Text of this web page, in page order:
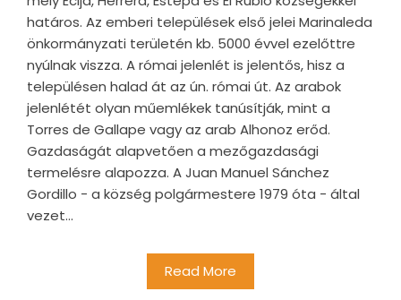
határos. Az emberi települések első jelei Marinaleda
önkormányzati területén kb. 5000 évvel ezelőttre
nyúlnak viszza. A római jelenlét is jelentős, hisz a
településen halad át az ún. római út. Az arabok
jelenlétét olyan műemlékek tanúsítják, mint a
Torres de Gallape vagy az arab Alhonoz erőd.
Gazdaságát alapvetően a mezőgazdasági
termelésre alapozza. A Juan Manuel Sánchez
Gordillo - a község polgármestere 1979 óta - által
vezet...
Read More